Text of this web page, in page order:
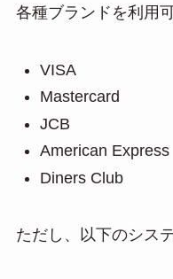
各種ブランドを利用
VISA
Mastercard
JCB
American Express
Diners Club
ただし、以下のシス